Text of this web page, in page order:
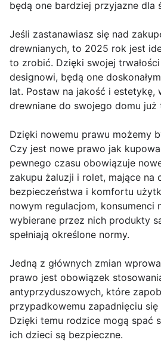
będą one bardziej przyjazne dla
Jeśli zastanawiasz się nad
drewnianych, to 2025 rok jest
to zrobić. Dzięki swojej
designowi, będą one
lat. Postaw na jakość i estetykę,
drewniane do swojego domu już
Dzięki nowemu prawu możemy
Czy jest nowe prawo jak
pewnego czasu obowiązuje
zakupu żaluzji i rolet, mające na
bezpieczeństwa i komfortu
nowym regulacjom, konsumenci
wybierane przez nich produkty
spełniają określone normy.
Jedną z głównych zmian
prawo jest obowiązek
antyprzyduszowych, które
przypadkowemu zapadnięciu
Dzięki temu rodzice mogą spać
ich dzieci są bezpieczne.